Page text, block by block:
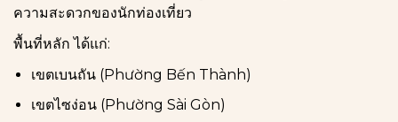
ความสะดวกของนักท่องเที่ยว
พื้นที่หลัก ได้แก่:
เขตเบนถัน (Phường Bến Thành)
เขตไซง่อน (Phường Sài Gòn)